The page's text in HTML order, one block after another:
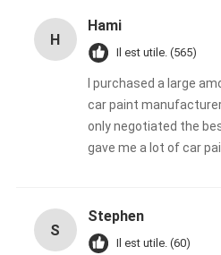
H
Hami
Il est utile. (565)
I purchased a large
car paint
only negotiated the
gave me a lot of car
S
Stephen
Il est utile. (60)